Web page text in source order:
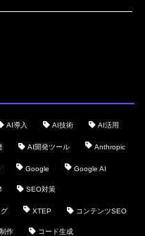
AI導入 AI技術 AI活用
AI開発ツール Anthropic
Google Google AI
SEO対策
XTEP コンテンツSEO
作 コード生成